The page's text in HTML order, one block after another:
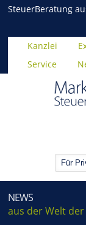
SteuerBeratung
Kanzlei
Service
NEWS
aus der Welt